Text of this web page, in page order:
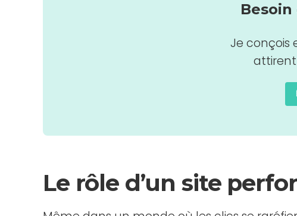
Je conçois
attirent
Le rôle d’un site